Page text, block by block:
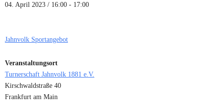
04. April 2023 / 16:00 - 17:00
Jahnvolk Sportangebot
Veranstaltungsort
Turnerschaft Jahnvolk 1881 e.V.
Kirschwaldstraße 40
Frankfurt am Main